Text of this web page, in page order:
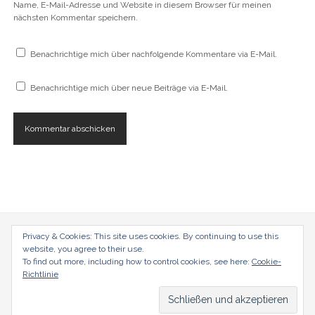
Name, E-Mail-Adresse und Website in diesem Browser für meinen
nächsten Kommentar speichern.
Benachrichtige mich über nachfolgende Kommentare via E-Mail.
Benachrichtige mich über neue Beiträge via E-Mail.
radical-mag.com
Datenschutzerklärung Impressum
Privacy & Cookies: This site uses cookies. By continuing to use this
website, you agree to their use.
To find out more, including how to control cookies, see here: Cookie-
Richtlinie